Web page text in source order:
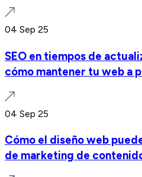
04 Sep 25
SEO en tiempos de
cómo mantener tu web a
04 Sep 25
Cómo el diseño web
de marketing de